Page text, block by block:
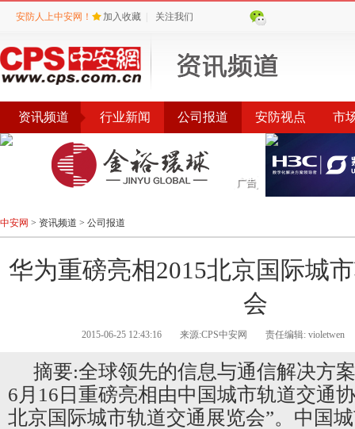
安防人上中安网！ 加入收藏 关注我们
资讯频道 行业新闻 公司报道 安防视点 市
公告 评选 榜单
中安网 > 资讯频道 > 公司报道
华为重磅亮相2015北京国际城
会
2015-06-25 12:43:16 来源:CPS中安网 责任编辑: violetwen
摘要:全球领先的信息与通信解决方
6月16日重磅亮相由中国城市轨道交通
北京国际城市轨道交通展览会”。中国